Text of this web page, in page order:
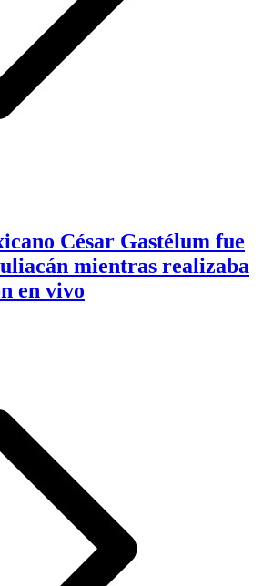
César Gastélum fue
mientras realizaba
en vivo